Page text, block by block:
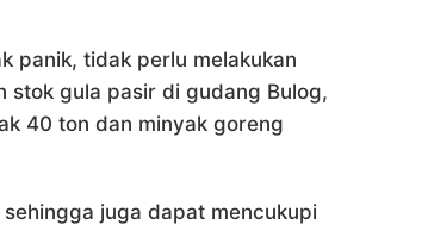
panik, tidak perlu melakukan
stok gula pasir di gudang Bulog,
40 ton dan minyak goreng
juga dapat mencukupi